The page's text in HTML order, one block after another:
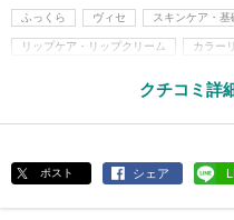
ふっくら ヴィセ スキンケア・基
リップケア・リップクリーム カラー
クチコミ詳
ポスト シェア